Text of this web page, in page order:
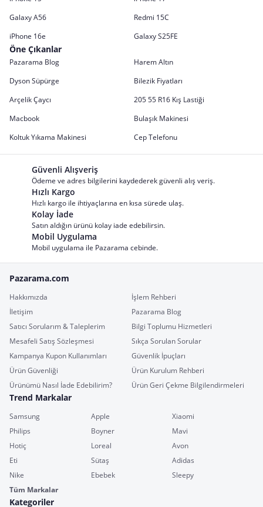
Galaxy A56
Redmi 15C
iPhone 16e
Galaxy S25FE
Öne Çıkanlar
Pazarama Blog
Harem Altın
Dyson Süpürge
Bilezik Fiyatları
Arçelik Çaycı
205 55 R16 Kış Lastiği
Macbook
Bulaşık Makinesi
Koltuk Yıkama Makinesi
Cep Telefonu
Güvenli Alışveriş
Ödeme ve adres bilgilerini kaydederek güvenli alış veriş.
Hızlı Kargo
Hızlı kargo ile ihtiyaçlarına en kısa sürede ulaş.
Kolay İade
Satın aldığın ürünü kolay iade edebilirsin.
Mobil Uygulama
Mobil uygulama ile Pazarama cebinde.
Pazarama.com
Hakkımızda
İşlem Rehberi
İletişim
Pazarama Blog
Satıcı Sorularım & Taleplerim
Bilgi Toplumu Hizmetleri
Mesafeli Satış Sözleşmesi
Sıkça Sorulan Sorular
Kampanya Kupon Kullanımları
Güvenlik İpuçları
Ürün Güvenliği
Ürün Kurulum Rehberi
Ürünümü Nasıl İade Edebilirim?
Ürün Geri Çekme Bilgilendirmeleri
Trend Markalar
Samsung Apple
Xiaomi
Philips
Boyner
Mavi
Hotiç
Loreal
Avon
Eti
Sütaş
Adidas
Nike
Ebebek
Sleepy
Tüm Markalar
Kategoriler